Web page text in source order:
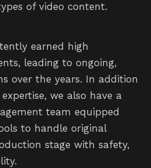
of video content.
earned high
leading to ongoing,
over the years. In addition
we also have a
team equipped
to handle original
stage with safety,